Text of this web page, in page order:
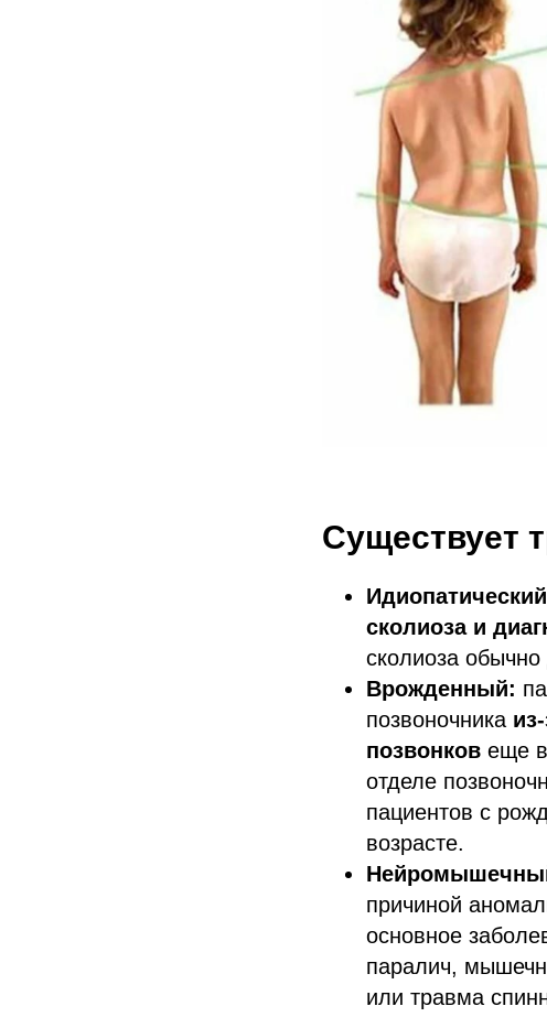
Существует
сколиоза и
сколиоза обычно
Врожденный:
позвоночника
позвонков еще
отделе
пациентов с
возрасте.
причиной
основное
паралич,
или травма